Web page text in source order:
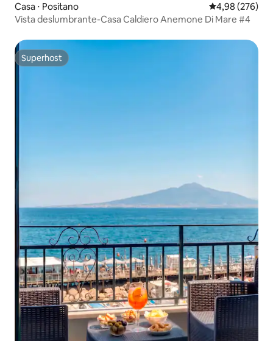
Casa ⋅ Positano 4,98 de uma
4,98 (276)
Vista deslumbrante-Casa Caldiero Anemone Di Mare #4
Superhost
Superhost